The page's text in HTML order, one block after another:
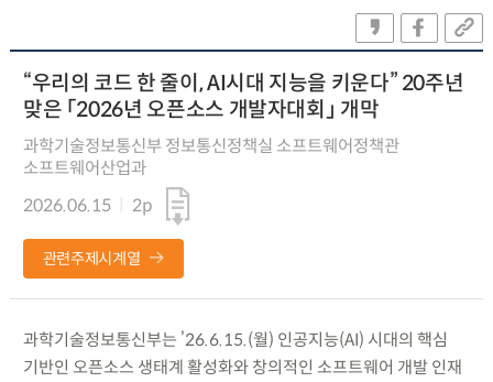
“우리의 코드 한 줄이, AI시대 지능을 키운다” 20주년
맞은 「2026년 오픈소스 개발자대회」 개막
과학기술정보통신부 정보통신정책실 소프트웨어정책관
소프트웨어산업과
2026.06.15
2p
관련주제시계열
과학기술정보통신부는 ’26.6.15.(월) 인공지능(AI) 시대의 핵심
기반인 오픈소스 생태계 활성화와 창의적인 소프트웨어 개발 인재